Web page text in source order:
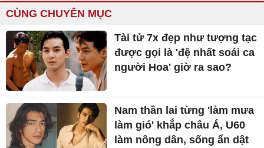
CÙNG CHUYÊN MỤC
Tài tử 7x đẹp như tượng tạc
được gọi là 'đệ nhất soái ca
người Hoa' giờ ra sao?
Nam thần lai từng 'làm mưa
làm gió' khắp châu Á, U60
làm nông dân, sống ẩn dật